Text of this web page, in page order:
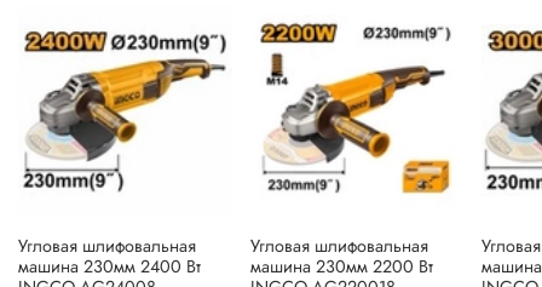
Угловая шлифовальная
машина 230мм 2400 Вт
Угловая шлифовальная
машина 230мм 2200 Вт